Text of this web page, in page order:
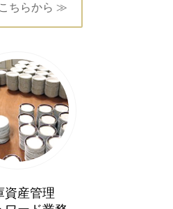
ちらから ≫
資産管理